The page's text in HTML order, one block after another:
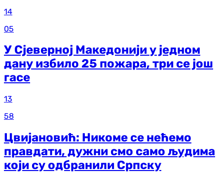
14
05
У Сјеверној Македонији у једном
дану избило 25 пожара, три се још
гасе
13
58
Цвијановић: Никоме се нећемо
правдати, дужни смо само људима
који су одбранили Српску